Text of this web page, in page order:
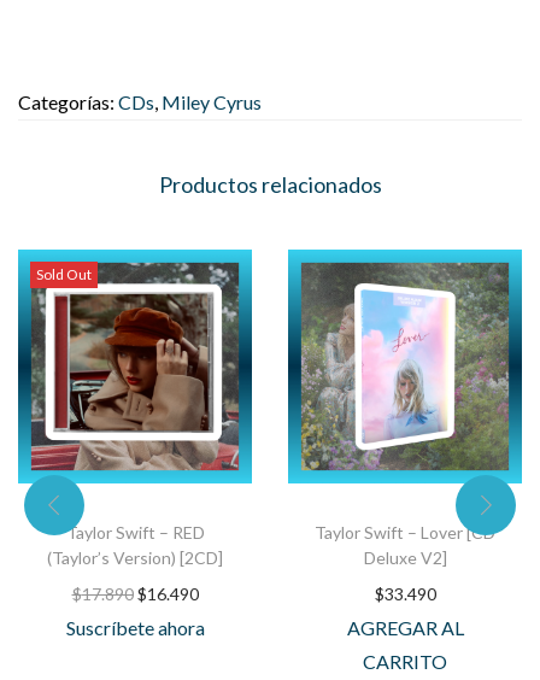
Categorías: CDs, Miley Cyrus
Productos relacionados
Sold Out
Taylor Swift – RED
(Taylor’s Version) [2CD]
$17.890 $16.490
Suscríbete ahora
Taylor Swift – Lover [CD
Deluxe V2]
$33.490
AGREGAR AL
CARRITO